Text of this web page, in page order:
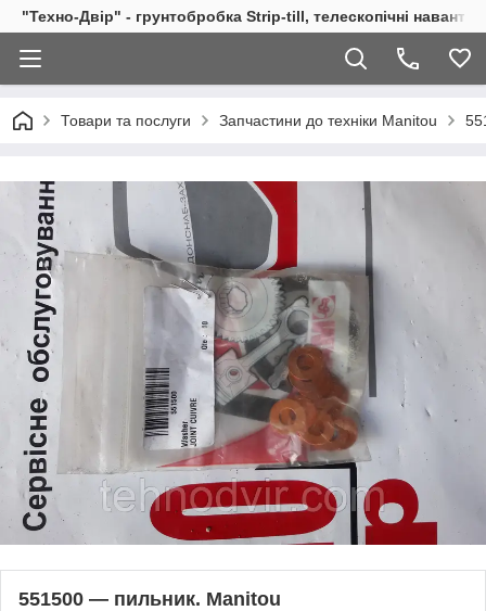
"Техно-Двір" - грунтобробка Strip-till, телескопічні
Товари та послуги Запчастини до техніки Manitou
551500 — пильник. Manitou